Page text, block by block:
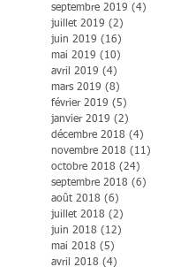
septembre 2019 (4)
juillet 2019 (2)
juin 2019 (16)
mai 2019 (10)
avril 2019 (4)
mars 2019 (8)
février 2019 (5)
janvier 2019 (2)
décembre 2018 (4)
novembre 2018 (11)
octobre 2018 (24)
septembre 2018 (6)
août 2018 (6)
juillet 2018 (2)
juin 2018 (12)
mai 2018 (5)
avril 2018 (4)